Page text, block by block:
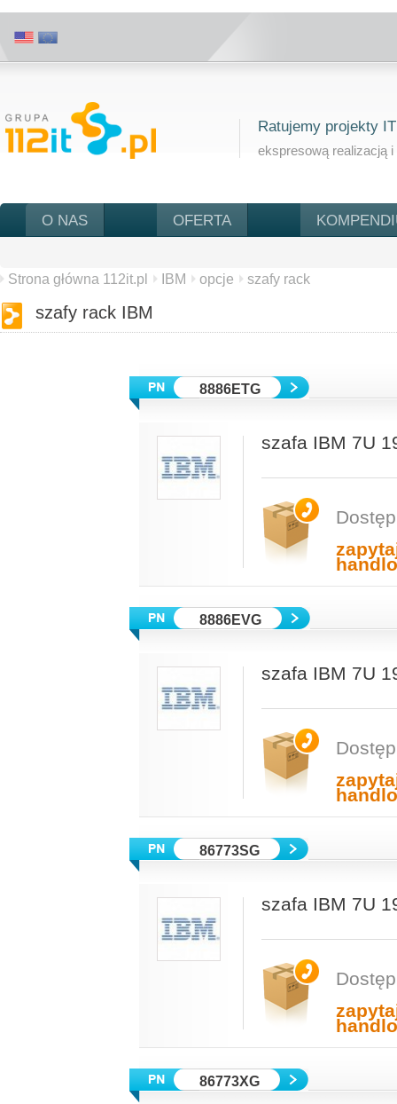
Ratujemy projekty IT
ekspresową realizacją i
O NAS OFERTA
Strona główna 112it.pl IBM opcje szafy rack
szafy rack IBM
8886ETG
szafa IBM 7U
8886EVG
szafa IBM 7U
86773SG
szafa IBM 7U
86773XG